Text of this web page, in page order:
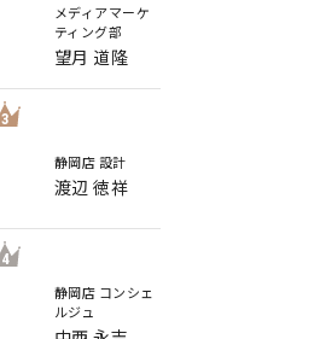
メディアマーケ
ティング部
望月 道隆
3
静岡店 設計
渡辺 徳祥
4
静岡店 コンシェ
ルジュ